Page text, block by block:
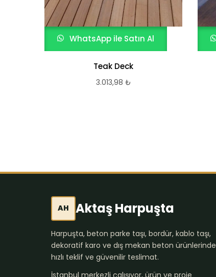
WhatsApp ile Satın Al
Teak Deck
3.013,98 ₺
AH Aktaş Harpuşta
Harpuşta, beton parke taşı, bordür, kablo taşı,
dekoratif karo ve dış mekan beton ürünlerinde
hızlı teklif ve güvenilir teslimat.
İstanbul merkezli çalışıyor, ürün ve proje